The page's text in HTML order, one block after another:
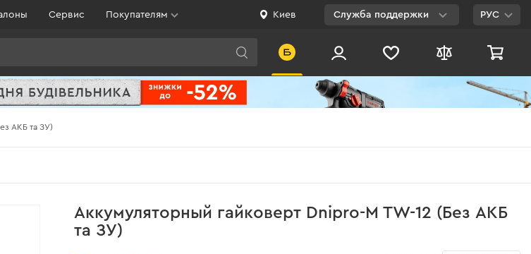
Сервис Покупателям Киев Служба поддержки
0 800 200 500
РУС
АКБ та ЗУ)
Аккумуляторный гайковерт Dnipro-M TW-12 (Без АКБ
та ЗУ)